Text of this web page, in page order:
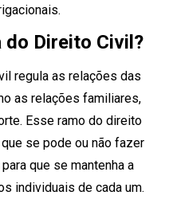
do Direito Civil?
regula as relações das
as relações familiares,
Esse ramo do direito
se pode ou não fazer
que se mantenha a
individuais de cada um.